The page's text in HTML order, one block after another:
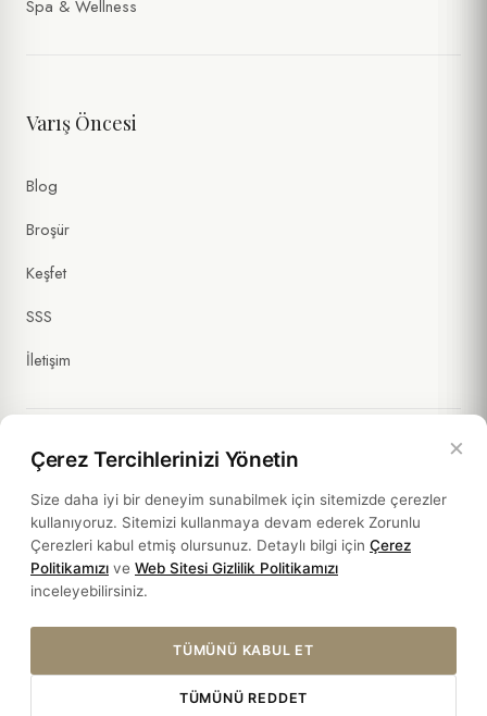
Spa & Wellness
Varış Öncesi
Blog
Broşür
Keşfet
SSS
İletişim
Yasal Bilgiler
Politikalar
Sürdürülebilirlik
© 2026 HOTEL SULTANIA. ALL RIGHTS RESERVED.
×
Çerez Tercihlerinizi Yönetin
Size daha iyi bir deneyim sunabilmek için sitemizde çerezler
kullanıyoruz. Sitemizi kullanmaya devam ederek Zorunlu
Çerezleri kabul etmiş olursunuz. Detaylı bilgi için Çerez
Politikamızı ve Web Sitesi Gizlilik Politikamızı
inceleyebilirsiniz.
TÜMÜNÜ KABUL ET
TÜMÜNÜ REDDET